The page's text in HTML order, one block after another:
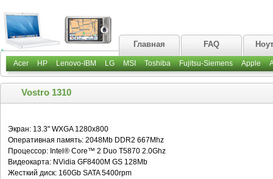
Главная FAQ
Acer HP Lenovo-IBM LG MSI Toshiba Fujitsu-Siemens Apple
Vostro 1310
Экран: 13.3" WXGA 1280x800
Оперативная память: 2048Mb DDR2 667Mhz
Процессор: Intel® Core™ 2 Duo T5870 2.0Ghz
Видеокарта: NVidia GF8400M GS 128Mb
Жесткий диск: 160Gb SATA 5400rpm